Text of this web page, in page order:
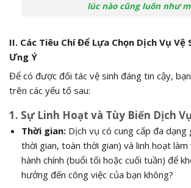
lúc nào cũng luôn như
II. Các Tiêu Chí Để Lựa Chọn Dịch Vụ Vệ
Ưng Ý
Để có được đối tác vệ sinh đáng tin cậy,
trên các yếu tố sau:
1. Sự Linh Hoạt và Tùy Biến Dịch Vụ
Thời gian:Dịch vụ có cung cấp đa dạng
thời gian, toàn thời gian) và linh hoạt làm
hành chính (buổi tối hoặc cuối tuần) để
hưởng đến công việc của bạn không?